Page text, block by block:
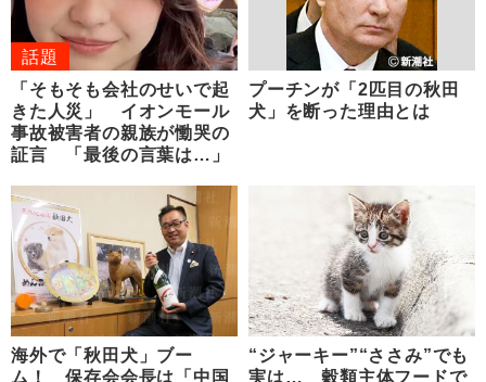
話題
「そもそも会社のせいで起
きた人災」 イオンモール
事故被害者の親族が慟哭の
証言 「最後の言葉は…」
プーチンが「2匹目の秋田
犬」を断った理由とは
海外で「秋田犬」ブー
ム！ 保存会会長は「中国
“ジャーキー”“ささみ”でも
実は… 穀類主体フードで